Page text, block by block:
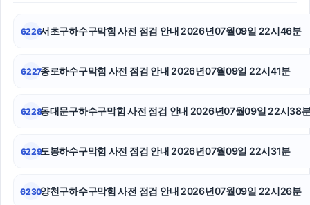
인스타 좋아요 구매
채무통합대환대출
수원변호사
6226서초구하수구막힘 사전 점검 안내 2026년07월09일 22시46분
6227종로하수구막힘 사전 점검 안내 2026년07월09일 22시41분
6228동대문구하수구막힘 사전 점검 안내 2026년07월09일 22시38
6229도봉하수구막힘 사전 점검 안내 2026년07월09일 22시31분
6230양천구하수구막힘 사전 점검 안내 2026년07월09일 22시26분